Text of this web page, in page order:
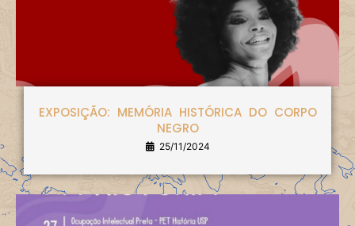
EXPOSIÇÃO: MEMÓRIA HISTÓRICA DO CORPO
NEGRO
25/11/2024